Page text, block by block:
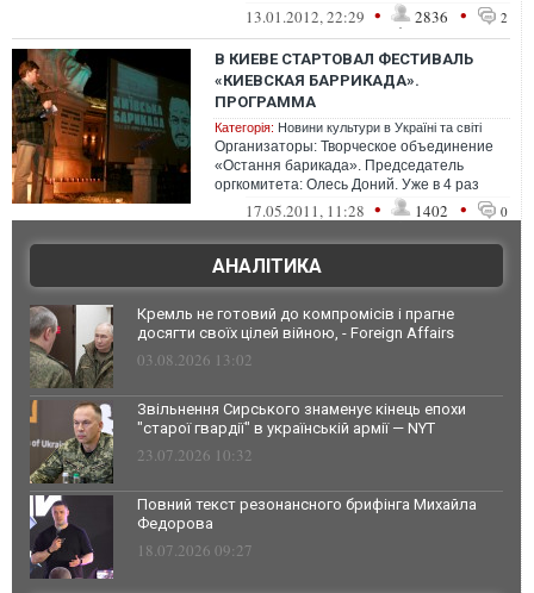
любом вертепе все э...
13.01.2012, 22:29 • 2836 • 2
В КИЕВЕ СТАРТОВАЛ ФЕСТИВАЛЬ
«КИЕВСКАЯ БАРРИКАДА».
ПРОГРАММА
Категорія: Новини культури в Україні та світі
Организаторы: Творческое объединение
«Остання барикада». Председатель
оргкомитета: Олесь Доний. Уже в 4 раз
фестиваль посвящённй памяти из...
17.05.2011, 11:28 • 1402 • 0
АНАЛІТИКА
Кремль не готовий до компромісів і прагне
досягти своїх цілей війною, - Foreign Affairs
03.08.2026 13:02
Звільнення Сирського знаменує кінець епохи
"старої гвардії" в українській армії — NYT
23.07.2026 10:32
Повний текст резонансного брифінга Михайла
Федорова
18.07.2026 09:27